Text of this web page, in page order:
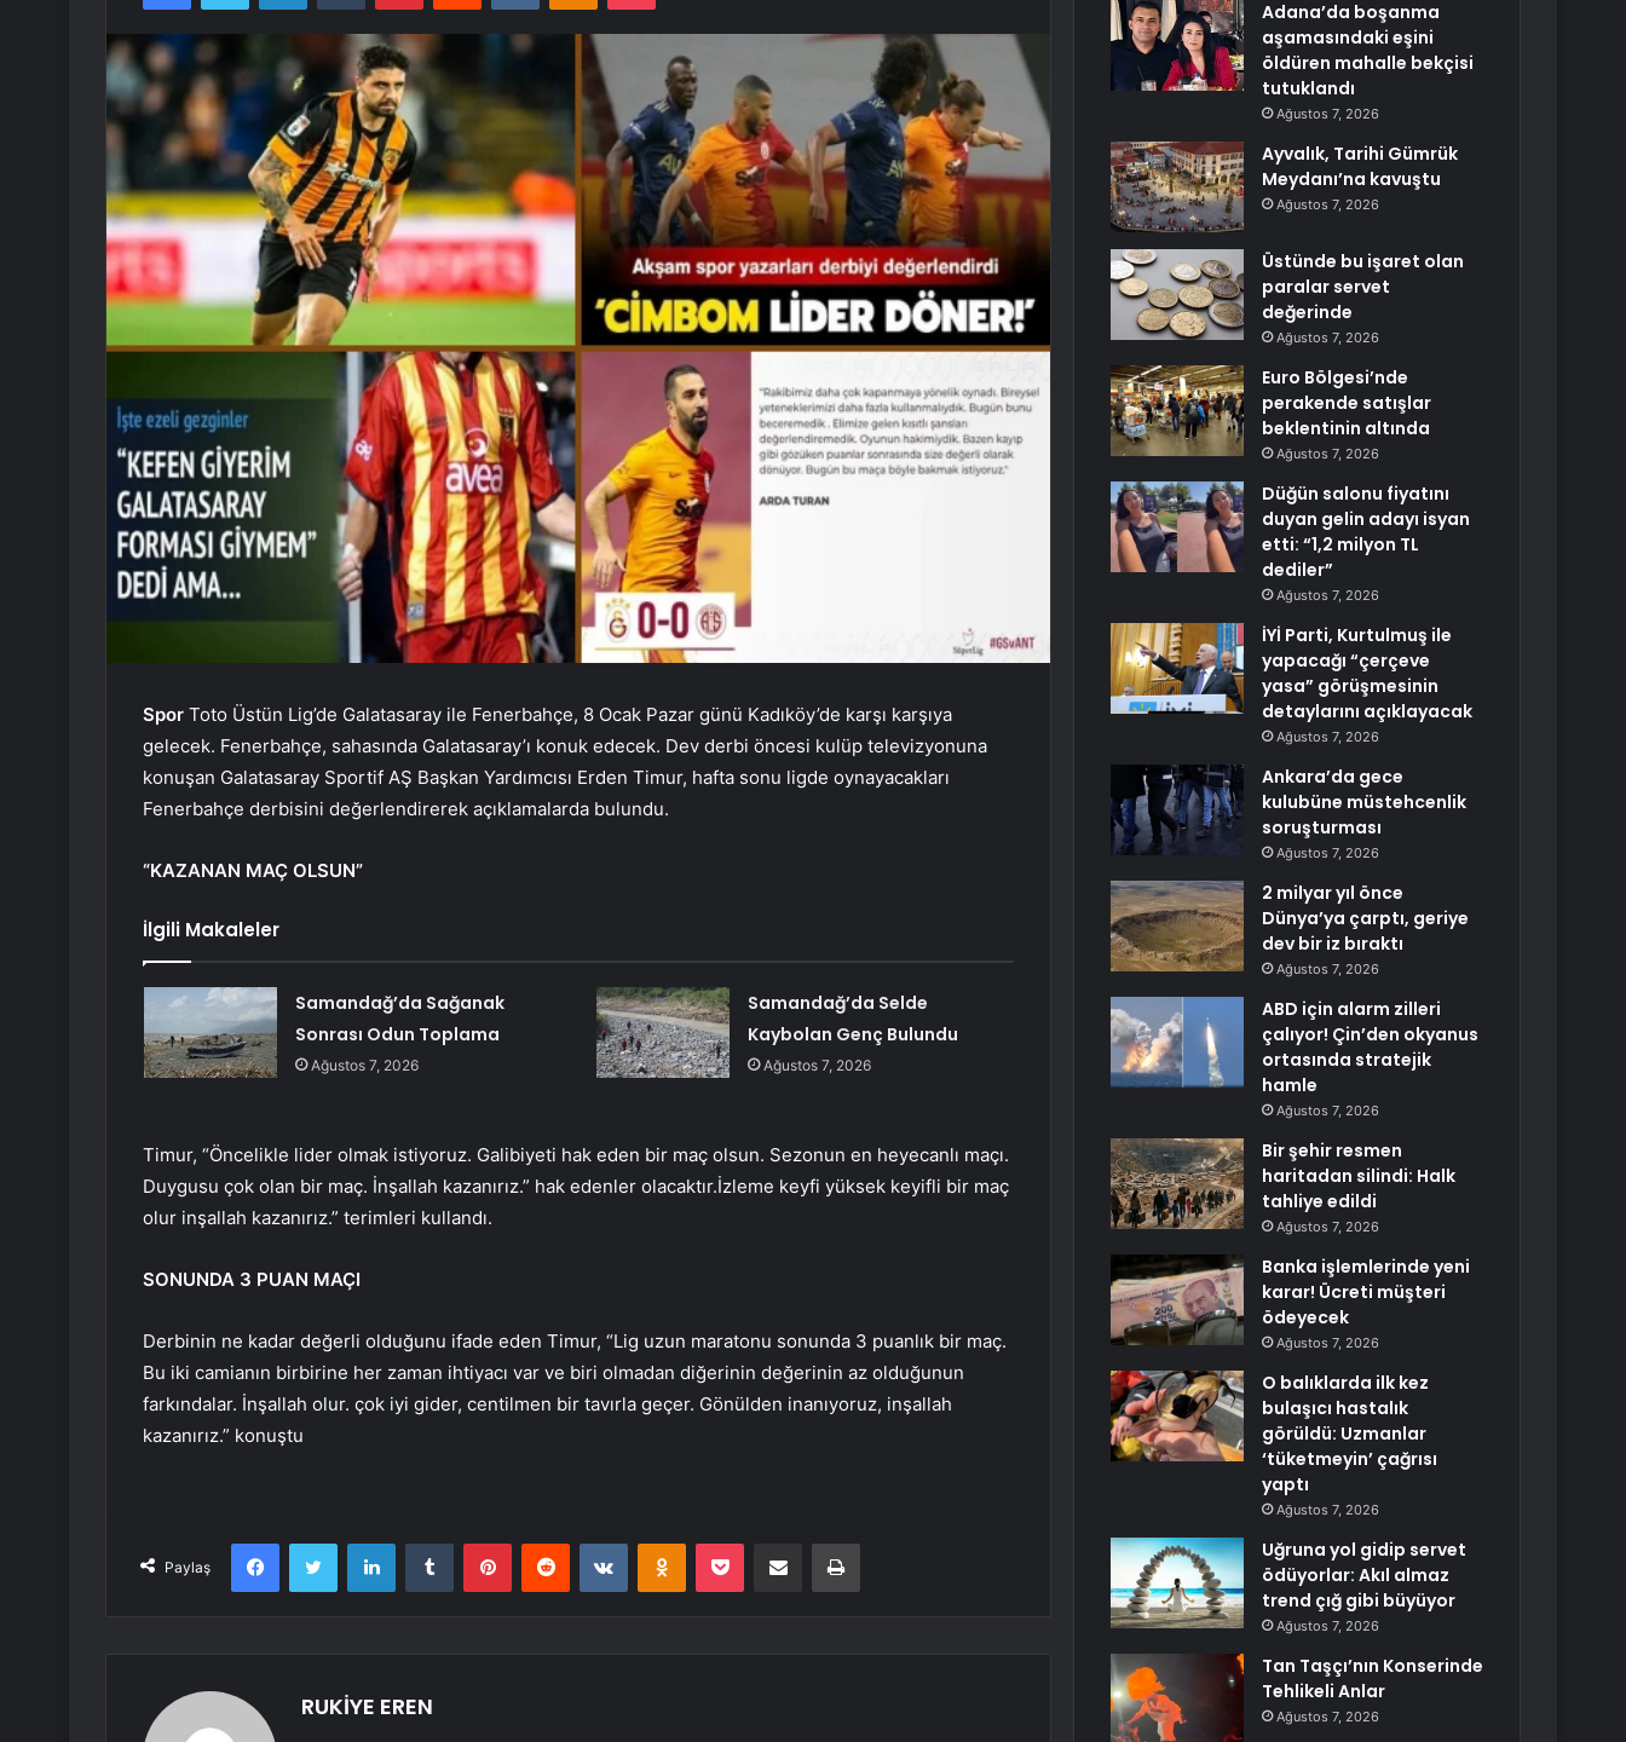
Spor Toto Üstün Lig’de Galatasaray ile Fenerbahçe, 8 Ocak Pazar günü Kadıköy’de karşı karşıya
gelecek. Fenerbahçe, sahasında Galatasaray’ı konuk edecek. Dev derbi öncesi kulüp televizyonuna
konuşan Galatasaray Sportif AŞ Başkan Yardımcısı Erden Timur, hafta sonu ligde oynayacakları
Fenerbahçe derbisini değerlendirerek açıklamalarda bulundu.
“KAZANAN MAÇ OLSUN”
İlgili Makaleler
Samandağ’da Sağanak
Sonrası Odun Toplama
Ağustos 7, 2026
Samandağ’da Selde
Kaybolan Genç Bulundu
Ağustos 7, 2026
Timur, “Öncelikle lider olmak istiyoruz. Galibiyeti hak eden bir maç olsun. Sezonun en heyecanlı maçı.
Duygusu çok olan bir maç. İnşallah kazanırız.” hak edenler olacaktır.İzleme keyfi yüksek keyifli bir maç
olur inşallah kazanırız.” terimleri kullandı.
SONUNDA 3 PUAN MAÇI
Derbinin ne kadar değerli olduğunu ifade eden Timur, “Lig uzun maratonu sonunda 3 puanlık bir maç.
Bu iki camianın birbirine her zaman ihtiyacı var ve biri olmadan diğerinin değerinin az olduğunun
farkındalar. İnşallah olur. çok iyi gider, centilmen bir tavırla geçer. Gönülden inanıyoruz, inşallah
kazanırız.” konuştu
Paylaş
FacebookTwitter LinkedInTumblr PinterestReddit VKontakteOdnoklassniki
Pocket E-Posta ile paylaş Yazdır
RUKİYE EREN
Adana’da boşanma
aşamasındaki eşini
öldüren mahalle bekçisi
tutuklandı
Ağustos 7, 2026
Ayvalık, Tarihi Gümrük
Meydanı’na kavuştu
Ağustos 7, 2026
Üstünde bu işaret olan
paralar servet
değerinde
Ağustos 7, 2026
Euro Bölgesi’nde
perakende satışlar
beklentinin altında
Ağustos 7, 2026
Düğün salonu fiyatını
duyan gelin adayı isyan
etti: “1,2 milyon TL
dediler”
Ağustos 7, 2026
İYİ Parti, Kurtulmuş ile
yapacağı “çerçeve
yasa” görüşmesinin
detaylarını açıklayacak
Ağustos 7, 2026
Ankara’da gece
kulubüne müstehcenlik
soruşturması
Ağustos 7, 2026
2 milyar yıl önce
Dünya’ya çarptı, geriye
dev bir iz bıraktı
Ağustos 7, 2026
ABD için alarm zilleri
çalıyor! Çin’den okyanus
ortasında stratejik
hamle
Ağustos 7, 2026
Bir şehir resmen
haritadan silindi: Halk
tahliye edildi
Ağustos 7, 2026
Banka işlemlerinde yeni
karar! Ücreti müşteri
ödeyecek
Ağustos 7, 2026
O balıklarda ilk kez
bulaşıcı hastalık
görüldü: Uzmanlar
‘tüketmeyin’ çağrısı
yaptı
Ağustos 7, 2026
Uğruna yol gidip servet
ödüyorlar: Akıl almaz
trend çığ gibi büyüyor
Ağustos 7, 2026
Tan Taşçı’nın Konserinde
Tehlikeli Anlar
Ağustos 7, 2026